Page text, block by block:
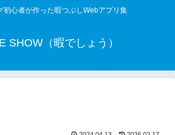
初心者が作った暇つぶしWebアプリ集
SHOW（暇でしょう）